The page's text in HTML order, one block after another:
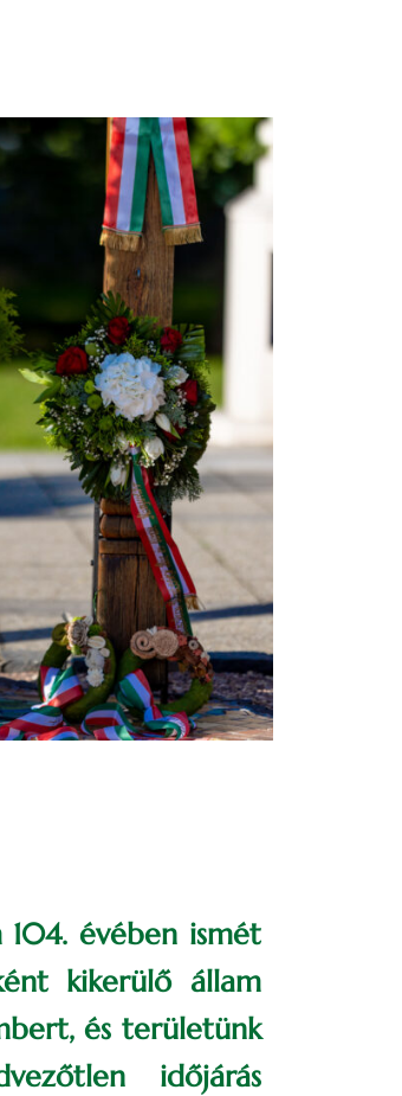
évében ismét
kikerülő állam
és területünk
időjárás